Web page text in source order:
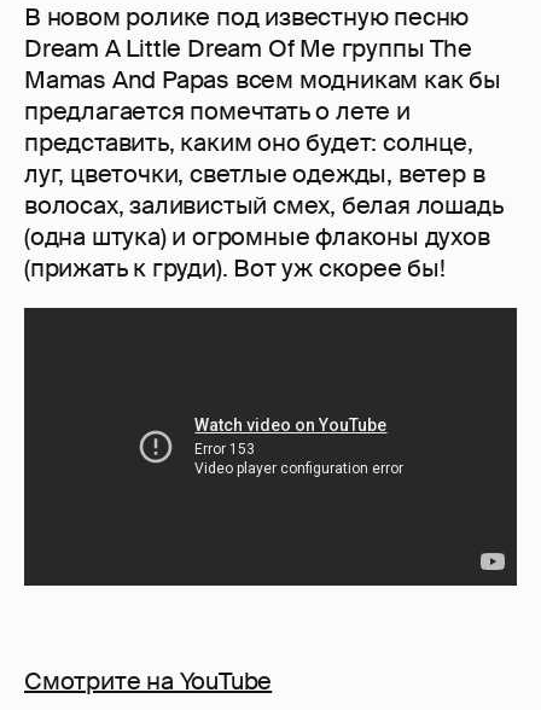
В новом ролике под известную песню
Dream A Little Dream Of Me группы The
Mamas And Papas всем модникам как бы
предлагается помечтать о лете и
представить, каким оно будет: солнце,
луг, цветочки, светлые одежды, ветер в
волосах, заливистый смех, белая лошадь
(одна штука) и огромные флаконы духов
(прижать к груди). Вот уж скорее бы!
Смотрите на YouTube